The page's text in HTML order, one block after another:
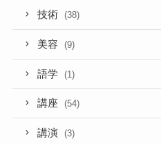
技術 (38)
美容 (9)
語学 (1)
講座 (54)
講演 (3)